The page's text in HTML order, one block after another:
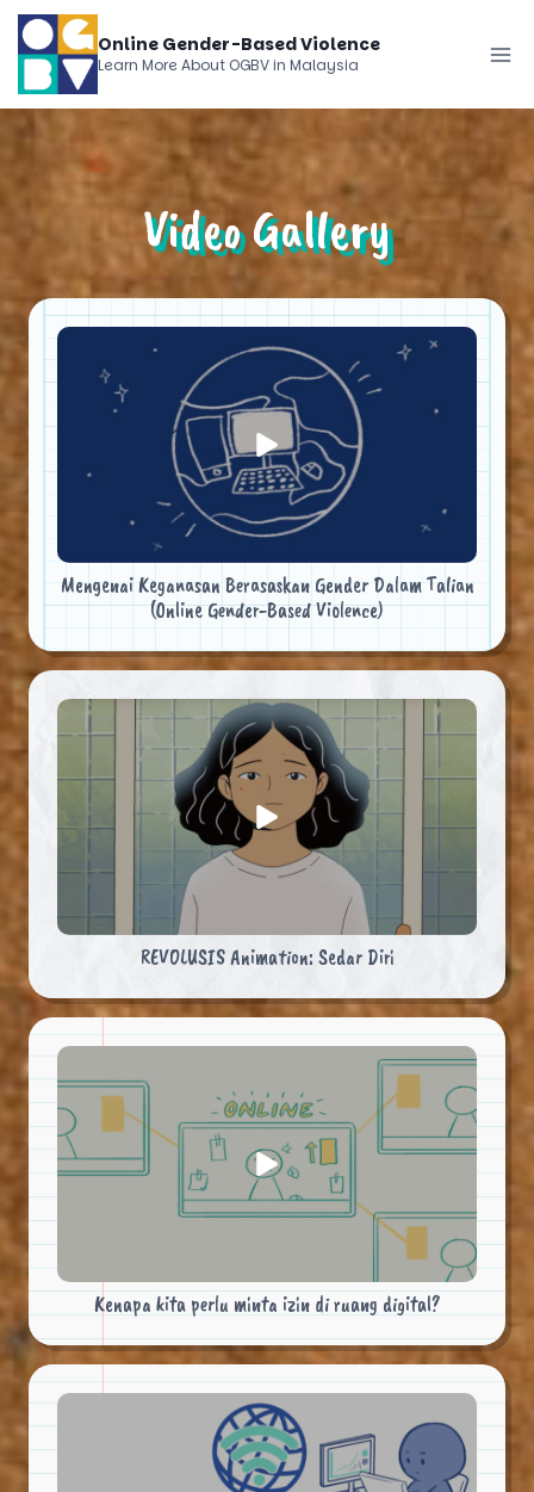
Skip
to
content
Online Gender-Based Violence
Learn More About OGBV in Malaysia
Video Gallery
Mengenai Keganasan Berasaskan Gender Dalam Talian
(Online Gender-Based Violence)
REVOLUSIS Animation: Sedar Diri
Kenapa kita perlu minta izin di ruang digital?